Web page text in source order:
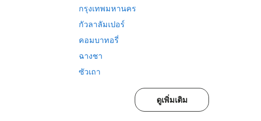
กรุงเทพมหานคร
กัวลาลัมเปอร์
คอมบาทอรี่
ฉางชา
ซัวเถา
ดูเพิ่มเติม